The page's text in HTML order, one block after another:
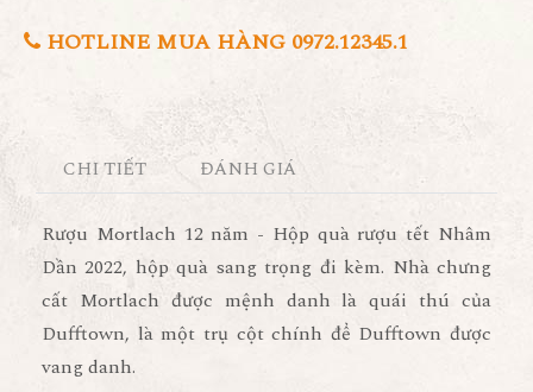
HOTLINE MUA HÀNG 0972.12345.1
CHI TIẾT ĐÁNH GIÁ
Rượu Mortlach 12 năm - Hộp quà rượu tết Nhâm
Dần 2022, hộp quà sang trọng đi kèm. Nhà chưng
cất Mortlach được mệnh danh là quái thú của
Dufftown, là một trụ cột chính để Dufftown được
vang danh.